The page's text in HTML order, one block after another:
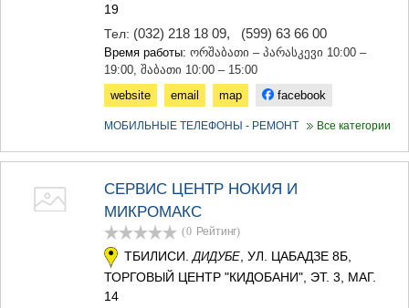
19
Тел: (032) 218 18 09, (599) 63 66 00
Время работы: ორშაბათი – პარასკევი 10:00 –
19:00, შაბათი 10:00 – 15:00
website
email map facebook
МОБИЛЬНЫЕ ТЕЛЕФОНЫ - РЕМОНТ Все категории
СЕРВИС ЦЕНТР НОКИЯ И
МИКРОМАКС
(0 Рейтинг)
ТБИЛИСИ. ДИДУБЕ , УЛ. ЦАБАДЗЕ 8Б,
ТОРГОВЫЙ ЦЕНТР "КИДОБАНИ", ЭТ. 3, МАГ.
14